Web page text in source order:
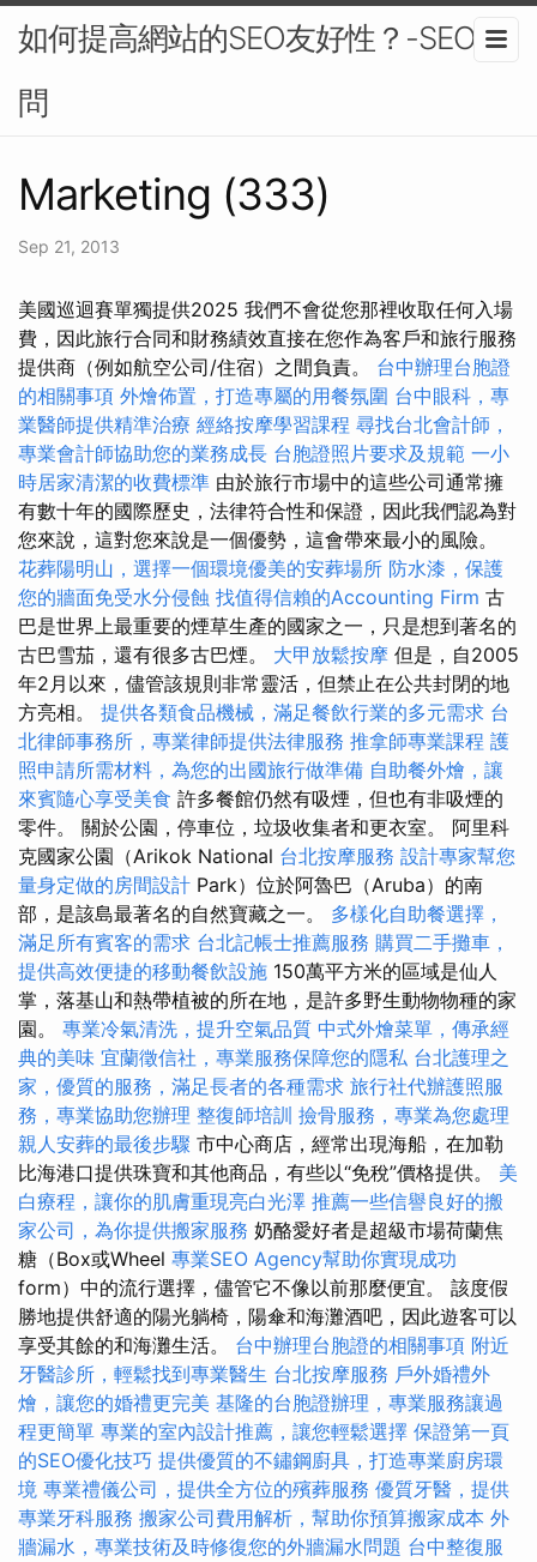
如何提高網站的SEO友好性？-SEO顧
問
Marketing (333)
Sep 21, 2013
美國巡迴賽單獨提供2025 我們不會從您那裡收取任何入場
費，因此旅行合同和財務績效直接在您作為客戶和旅行服務
提供商（例如航空公司/住宿）之間負責。 台中辦理台胞證
的相關事項 外燴佈置，打造專屬的用餐氛圍 台中眼科，專
業醫師提供精準治療 經絡按摩學習課程 尋找台北會計師，
專業會計師協助您的業務成長 台胞證照片要求及規範 一小
時居家清潔的收費標準 由於旅行市場中的這些公司通常擁
有數十年的國際歷史，法律符合性和保證，因此我們認為對
您來說，這對您來說是一個優勢，這會帶來最小的風險。
花葬陽明山，選擇一個環境優美的安葬場所 防水漆，保護
您的牆面免受水分侵蝕 找值得信賴的Accounting Firm 古
巴是世界上最重要的煙草生產的國家之一，只是想到著名的
古巴雪茄，還有很多古巴煙。 大甲放鬆按摩 但是，自2005
年2月以來，儘管該規則非常靈活，但禁止在公共封閉的地
方亮相。 提供各類食品機械，滿足餐飲行業的多元需求 台
北律師事務所，專業律師提供法律服務 推拿師專業課程 護
照申請所需材料，為您的出國旅行做準備 自助餐外燴，讓
來賓隨心享受美食 許多餐館仍然有吸煙，但也有非吸煙的
零件。 關於公園，停車位，垃圾收集者和更衣室。 阿里科
克國家公園（Arikok National 台北按摩服務 設計專家幫您
量身定做的房間設計 Park）位於阿魯巴（Aruba）的南
部，是該島最著名的自然寶藏之一。 多樣化自助餐選擇，
滿足所有賓客的需求 台北記帳士推薦服務 購買二手攤車，
提供高效便捷的移動餐飲設施 150萬平方米的區域是仙人
掌，落基山和熱帶植被的所在地，是許多野生動物物種的家
園。 專業冷氣清洗，提升空氣品質 中式外燴菜單，傳承經
典的美味 宜蘭徵信社，專業服務保障您的隱私 台北護理之
家，優質的服務，滿足長者的各種需求 旅行社代辦護照服
務，專業協助您辦理 整復師培訓 撿骨服務，專業為您處理
親人安葬的最後步驟 市中心商店，經常出現海船，在加勒
比海港口提供珠寶和其他商品，有些以“免稅”價格提供。 美
白療程，讓你的肌膚重現亮白光澤 推薦一些信譽良好的搬
家公司，為你提供搬家服務 奶酪愛好者是超級市場荷蘭焦
糖（Box或Wheel 專業SEO Agency幫助你實現成功
form）中的流行選擇，儘管它不像以前那麼便宜。 該度假
勝地提供舒適的陽光躺椅，陽傘和海灘酒吧，因此遊客可以
享受其餘的和海灘生活。 台中辦理台胞證的相關事項 附近
牙醫診所，輕鬆找到專業醫生 台北按摩服務 戶外婚禮外
燴，讓您的婚禮更完美 基隆的台胞證辦理，專業服務讓過
程更簡單 專業的室內設計推薦，讓您輕鬆選擇 保證第一頁
的SEO優化技巧 提供優質的不鏽鋼廚具，打造專業廚房環
境 專業禮儀公司，提供全方位的殯葬服務 優質牙醫，提供
專業牙科服務 搬家公司費用解析，幫助你預算搬家成本 外
牆漏水，專業技術及時修復您的外牆漏水問題 台中整復服